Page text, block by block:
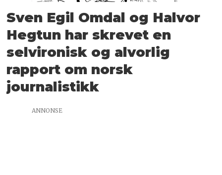
Sven Egil Omdal og Halvor
Hegtun har skrevet en
selvironisk og alvorlig
rapport om norsk
journalistikk
ANNONSE